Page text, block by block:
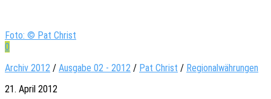
Foto: © Pat Christ
0
Archiv 2012 / Ausgabe 02 - 2012 / Pat Christ / Regionalwährungen
21. April 2012